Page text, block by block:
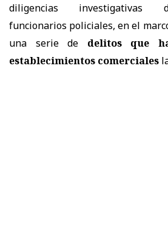
diligencias investigativas
funcionarios policiales, en el
una serie de
delitos que
establecimientos comerciales